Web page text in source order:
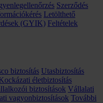
Szerződés
Letölthető
(GYIK) Feltételek
biztosítás Utasbiztosítás
életbiztosítás
biztosítások Vállalati
vagyonbiztosítások További